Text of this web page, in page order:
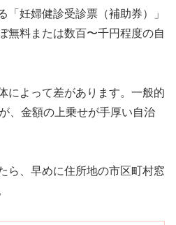
「妊婦健診受診票（補助券）」
無料または数百〜千円程度の自
によって差があります。一般的
、金額の上乗せが手厚い自治
ら、早めに住所地の市区町村窓